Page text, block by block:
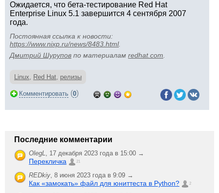
Ожидается, что бета-тестирование Red Hat
Enterprise Linux 5.1 завершится 4 сентября 2007
года.
Постоянная ссылка к новости:
https://www.nixp.ru/news/8483.html.
Дмитрий Шурупов по материалам redhat.com
Linux, Red Hat, релизы
Комментировать (0)
Последние комментарии
OlegL, 17 декабря 2023 года в 15:00 →
Перекличка 21
REDkiy, 8 июня 2023 года в 9:09 →
Как «замокать» файл для юниттеста в Python? 2